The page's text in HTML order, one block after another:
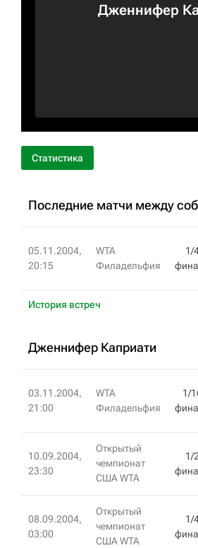
Дженнифер
Статистика
Последние матчи между
05.11.2004,
20:15
WTA
Филадельфия
1/
История встреч
Дженнифер Каприати
03.11.2004,
21:00
WTA
Филадельфия
1/
10.09.2004,
23:30
Открытый
чемпионат
США WTA
1/2
08.09.2004,
03:00
Открытый
чемпионат
США WTA
1/